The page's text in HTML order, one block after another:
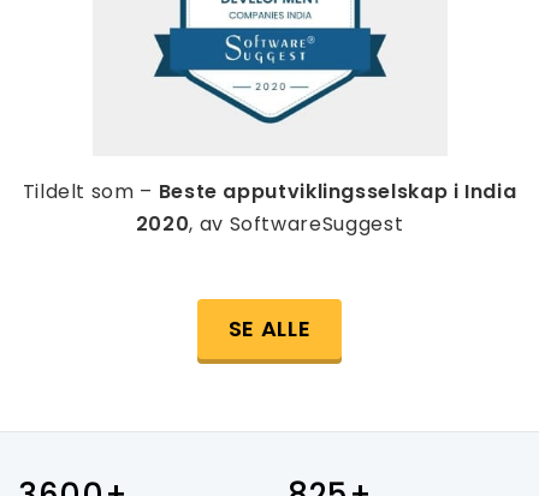
Tildelt som – Beste apputviklingsselskap i India
2020, av SoftwareSuggest
SE ALLE